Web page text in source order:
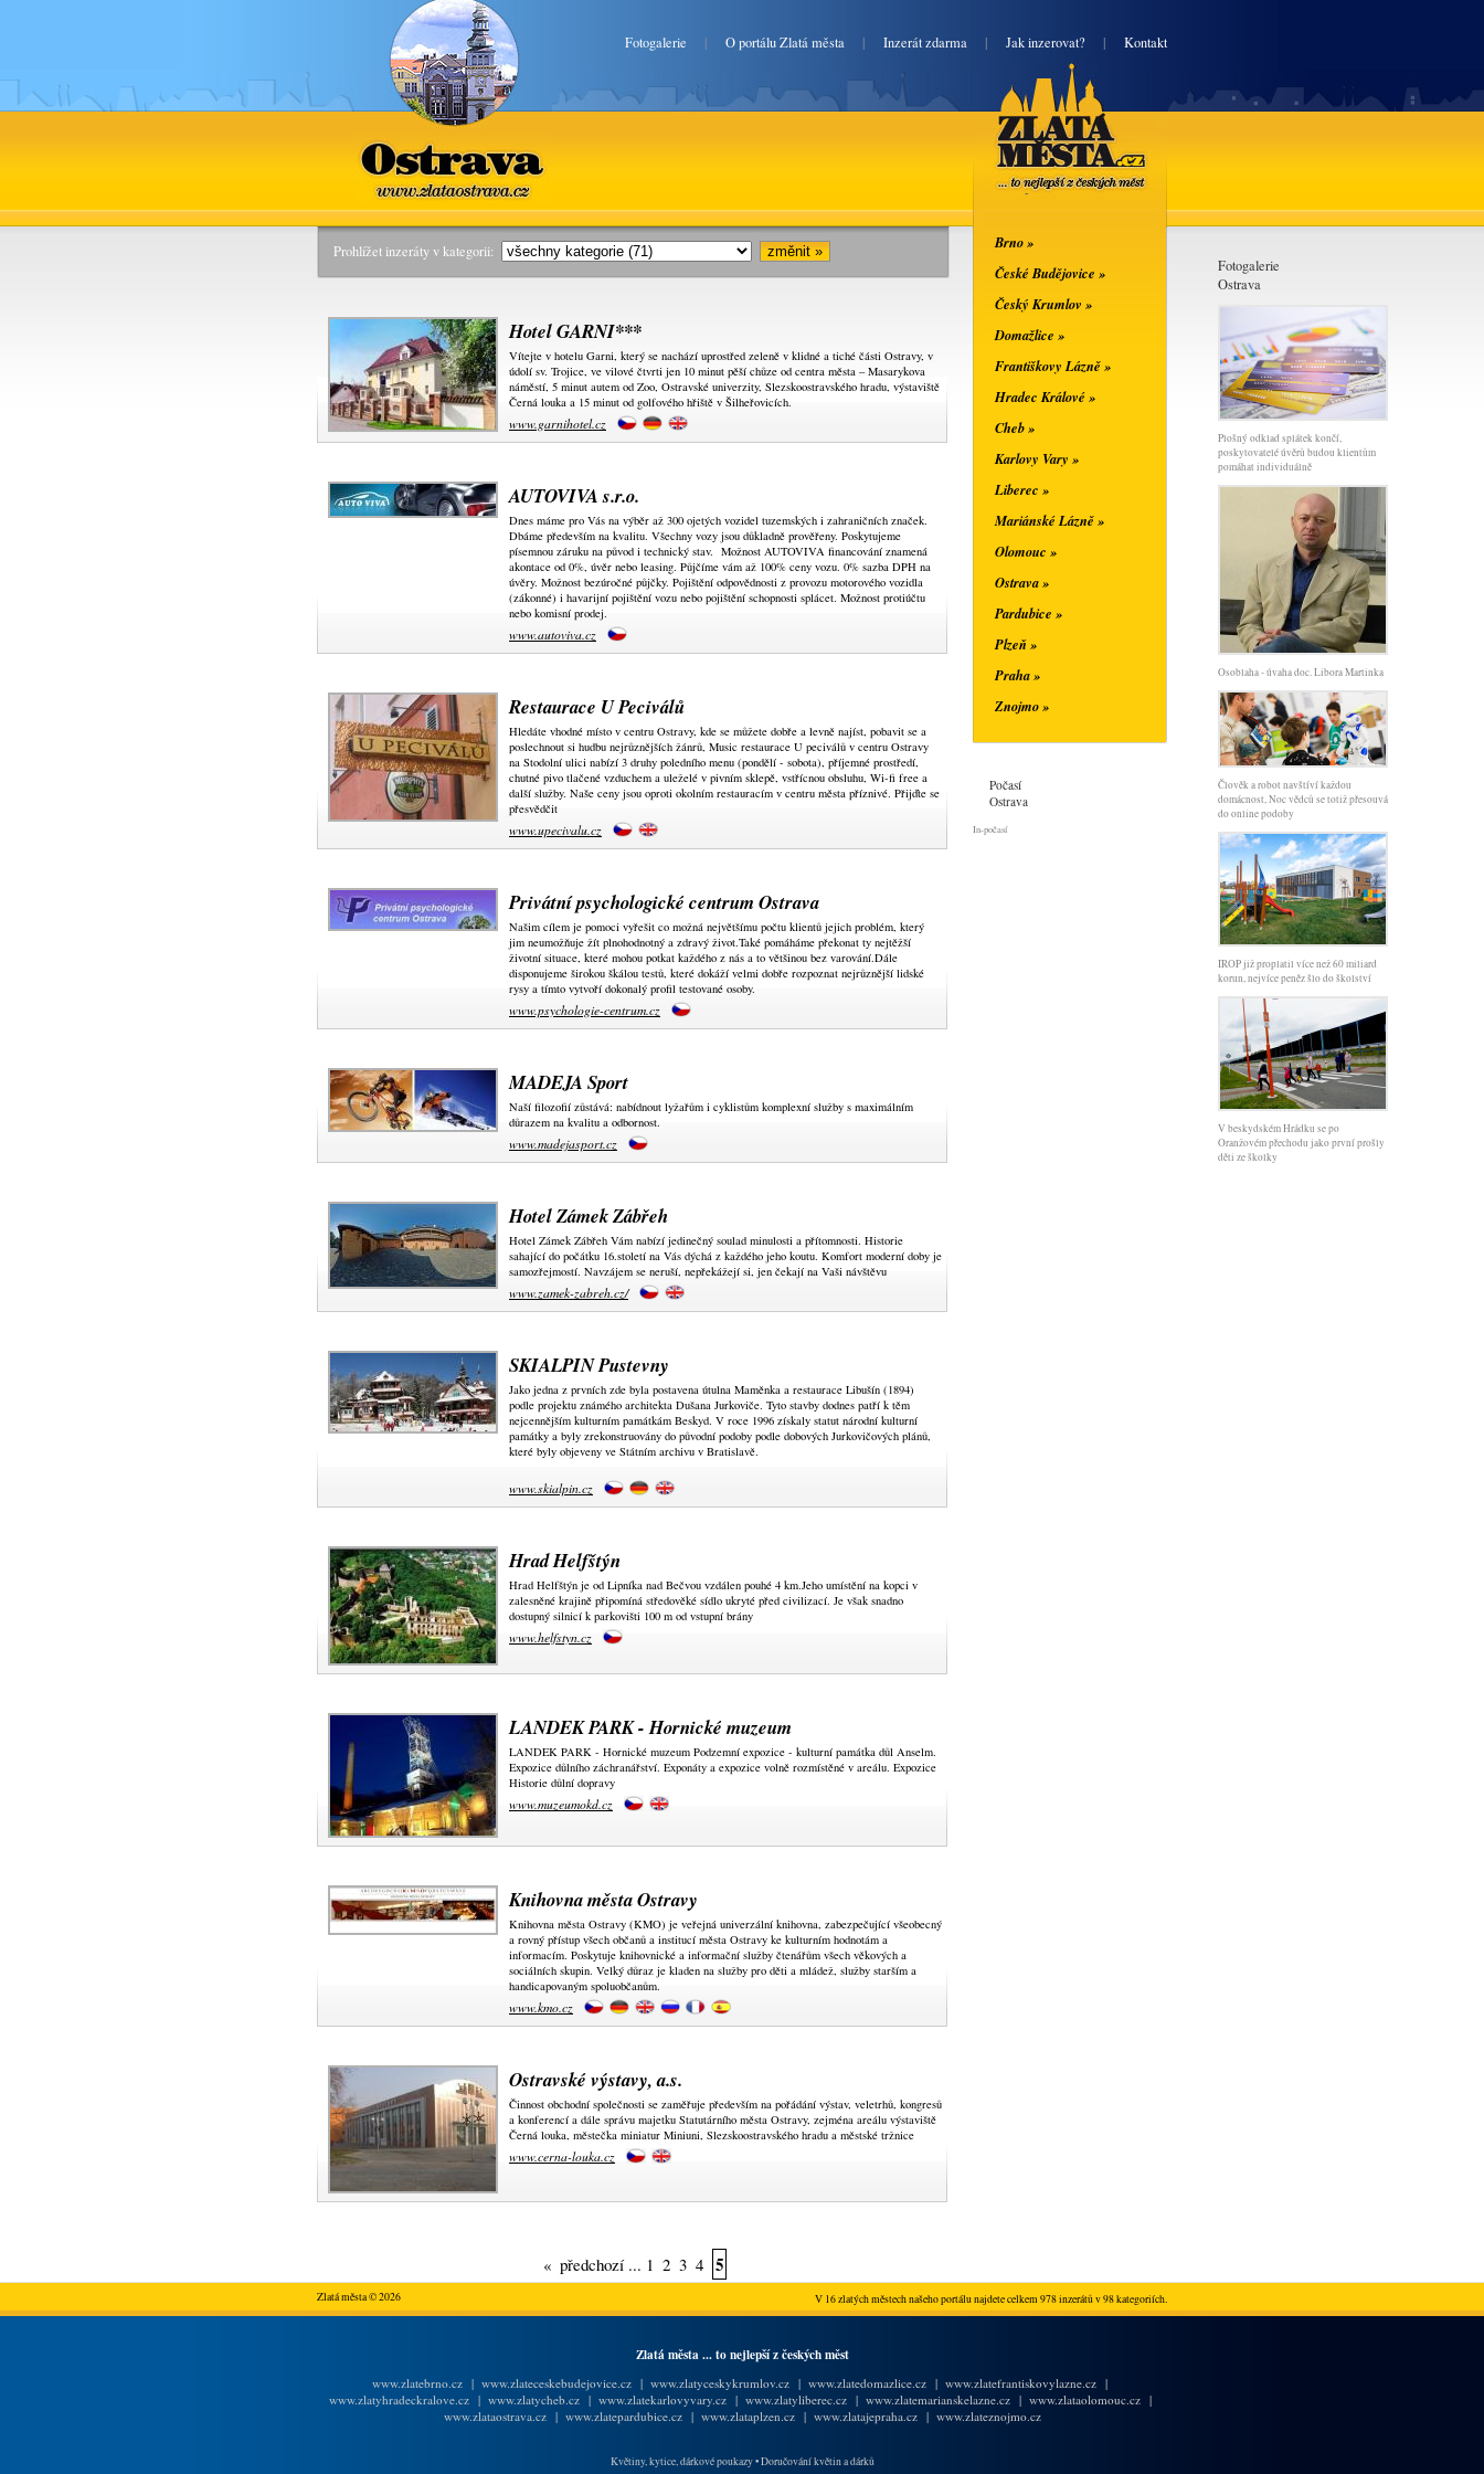
Fotogalerie | O portálu Zlatá města | Inzerát zdarma | Jak inzerovat? | Kontakt
Ostrava
www.zlataostrava.cz
Prohlížet inzeráty v kategorii:
Hotel GARNI***
Vítejte v hotelu Garni, který se nachází uprostřed zeleně v klidné a tiché části Ostravy, v
údolí sv. Trojice, ve vilové čtvrti jen 10 minut pěší chůze od centra města – Masarykova
náměstí, 5 minut autem od Zoo, Ostravské univerzity, Slezskoostravského hradu, výstaviště
Černá louka a 15 minut od gol­fového hřiště v Šil­heřovicích.
www.garnihotel.cz
AUTOVIVA s.r.o.
Dnes máme pro Vás na výběr až 300 ojetých vozidel tuzemských i zahraničních značek.
Dbáme především na kvalitu. Všechny vozy jsou důkladně prověřeny. Poskytujeme
písemnou záruku na původ i technický stav. Možnost AUTOVIVA financování znamená
akontace od 0%, úvěr nebo leasing. Půjčíme vám až 100% ceny vozu. 0% sazba DPH na
úvěry. Možnost bezúročné půjčky. Pojištění odpovědnosti z provozu motorového vozidla
(zákonné) i havarijní pojištění vozu nebo pojištění schopnosti splácet. Možnost protiúčtu
nebo komisní prodej.
www.autoviva.cz
Restaurace U Peciválů
Hledáte vhodné místo v centru Ostravy, kde se můžete dobře a levně najíst, pobavit se a
poslechnout si hudbu nejrůznějších žánrů, Music restaurace U peciválů v centru Ostravy
na Stodolní ulici nabízí 3 druhy poledního menu (pondělí - sobota), příjemné prostředí,
chutné pivo tlačené vzduchem a uleželé v pivním sklepě, vstřícnou obsluhu, Wi-fi free a
další služby. Naše ceny jsou oproti okolním restauracím v centru města příznivé. Přijďte se
přesvědčit
www.upecivalu.cz
Privátní psychologické centrum Ostrava
Našim cílem je pomoci vyřešit co možná největšímu počtu klientů jejich problém, který
jim neumožňuje žít plnohodnotný a zdravý život.Také pomáháme překonat ty nejtěžší
životní situace, které mohou potkat každého z nás a to většinou bez varování.Dále
disponujeme širokou škálou testů, které dokáží velmi dobře rozpoznat nejrůznější lidské
rysy a tímto vytvoří dokonalý profil testované osoby.
www.psychologie-centrum.cz
MADEJA Sport
Naší filozofií zůstává: nabídnout lyžařům i cyklistům komplexní služby s maximálním
důrazem na kvalitu a odbornost.
www.madejasport.cz
Hotel Zámek Zábřeh
Hotel Zámek Zábřeh Vám nabízí jedinečný soulad minulosti a přítomnosti. Historie
sahající do počátku 16.století na Vás dýchá z každého jeho koutu. Komfort moderní doby je
samozřejmostí. Navzájem se neruší, nepřekážejí si, jen čekají na Vaši návštěvu
www.zamek-zabreh.cz/
SKIALPIN Pustevny
Jako jedna z prvních zde byla postavena útulna Maměnka a restaurace Libušín (1894)
podle projektu známého architekta Dušana Jurkoviče. Tyto stavby dodnes patří k těm
nejcennějším kulturním památkám Beskyd. V roce 1996 získaly statut národní kulturní
památky a byly zrekonstruovány do původní podoby podle dobových Jurkovičových plánů,
které byly objeveny ve Státním archivu v Bratislavě.
www.skialpin.cz
Hrad Helfštýn
Hrad Helfštýn je od Lipníka nad Bečvou vzdálen pouhé 4 km.Jeho umístění na kopci v
zalesněné krajině připomíná středověké sídlo ukryté před civilizací. Je však snadno
dostupný silnicí k parkovišti 100 m od vstupní brány
www.helfstyn.cz
LANDEK PARK - Hornické muzeum
LANDEK PARK - Hornické muzeum Podzemní expozice - kulturní památka důl Anselm.
Expozice důlního záchranářství. Exponáty a expozice volně rozmístěné v areálu. Expozice
Historie důlní dopravy
www.muzeumokd.cz
Knihovna města Ostravy
Knihovna města Ostravy (KMO) je veřejná univerzální knihovna, zabezpečující všeobecný
a rovný přístup všech občanů a institucí města Ostravy ke kulturním hodnotám a
informacím. Poskytuje knihovnické a informační služby čtenářům všech věkových a
sociálních skupin. Velký důraz je kladen na služby pro děti a mládež, služby starším a
handicapovaným spoluobčanům.
www.kmo.cz
Ostravské výstavy, a.s.
Činnost obchodní společnosti se zaměřuje především na pořádání výstav, veletrhů, kongresů
a konferencí a dále správu majetku Statutárního města Ostravy, zejména areálu výstaviště
Černá louka, městečka miniatur Miniuni, Slezskoostravského hradu a městské tržnice
www.cerna-louka.cz
« předchozí ... 1 2 3 4 5
Fotogalerie
Ostrava
Plošný odklad splátek končí,
poskytovatelé úvěrů budou klientům
pomáhat individuálně
Osoblaha - úvaha doc. Libora Martinka
Člověk a robot navštíví každou
domácnost, Noc vědců se totiž přesouvá
do online podoby
IROP již proplatil více než 60 miliard
korun, nejvíce peněz šlo do školství
V beskydském Hrádku se po
Oranžovém přechodu jako první prošly
děti ze školky
Zlatá města
... to nejlepší z
českých měst
Brno »
České Budějovice »
Český Krumlov »
Domažlice »
Františkovy Lázně »
Hradec Králové »
Cheb »
Karlovy Vary »
Liberec »
Mariánské Lázně »
Olomouc »
Ostrava »
Pardubice »
Plzeň »
Praha »
Znojmo »
Počasí
Ostrava
In-počasí
Zlatá města © 2026 V 16 zlatých městech našeho portálu najdete celkem 978 inzerátů v 98 kategoriích.
Zlatá města ... to nejlepší z českých měst
www.zlatebrno.cz | www.zlateceskebudejovice.cz | www.zlatyceskykrumlov.cz | www.zlatedomazlice.cz | www.zlatefrantiskovylazne.cz |
www.zlatyhradeckralove.cz| www.zlatycheb.cz| www.zlatekarlovyvary.cz| www.zlatyliberec.cz| www.zlatemarianskelazne.cz| www.zlataolomouc.cz|
www.zlataostrava.cz| www.zlatepardubice.cz| www.zlataplzen.cz| www.zlatajepraha.cz| www.zlateznojmo.cz
Květiny, kytice, dárkové poukazy•Doručování květin a dárků